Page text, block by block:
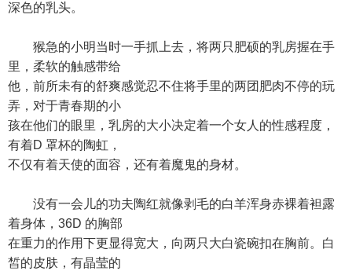
深色的乳头。
猴急的小明当时一手抓上去，将两只肥硕的乳房握在手
里，柔软的触感带给
他，前所未有的舒爽感觉忍不住将手里的两团肥肉不停的玩
弄，对于青春期的小
孩在他们的眼里，乳房的大小决定着一个女人的性感程度，
有着D 罩杯的陶虹，
不仅有着天使的面容，还有着魔鬼的身材。
没有一会儿的功夫陶红就像剥毛的白羊浑身赤裸着袒露
着身体，36D 的胸部
在重力的作用下更显得宽大，向两只大白瓷碗扣在胸前。白
皙的皮肤，有晶莹的